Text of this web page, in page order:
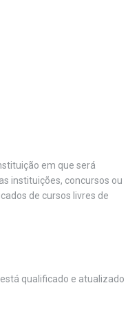
em que será
instituições, concursos ou
de cursos livres de
qualificado e atualizado